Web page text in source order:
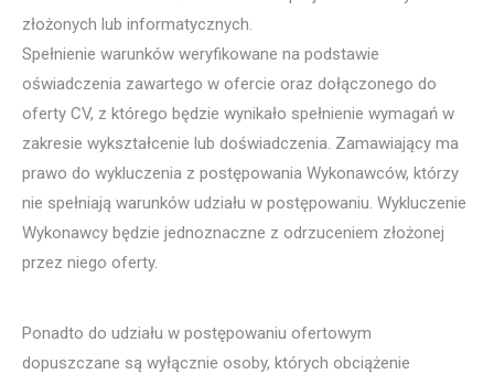
złożonych lub informatycznych.
Spełnienie warunków weryfikowane na podstawie
oświadczenia zawartego w ofercie oraz dołączonego do
oferty CV, z którego będzie wynikało spełnienie wymagań w
zakresie wykształcenie lub doświadczenia. Zamawiający ma
prawo do wykluczenia z postępowania Wykonawców, którzy
nie spełniają warunków udziału w postępowaniu. Wykluczenie
Wykonawcy będzie jednoznaczne z odrzuceniem złożonej
przez niego oferty.
Ponadto do udziału w postępowaniu ofertowym
dopuszczane są wyłącznie osoby, których obciążenie